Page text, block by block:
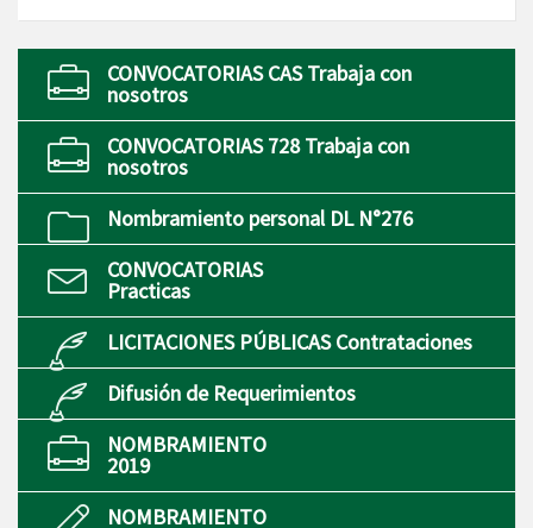
CONVOCATORIAS CAS Trabaja con
nosotros
CONVOCATORIAS 728 Trabaja con
nosotros
Nombramiento personal DL N°276
CONVOCATORIAS
Practicas
LICITACIONES PÚBLICAS Contrataciones
Difusión de Requerimientos
NOMBRAMIENTO
2019
NOMBRAMIENTO